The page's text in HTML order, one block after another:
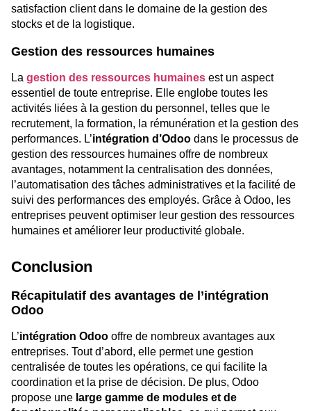
satisfaction client dans le domaine de la gestion des
stocks et de la logistique.
Gestion des ressources humaines
La gestion des ressources humaines est un aspect
essentiel de toute entreprise. Elle englobe toutes les
activités liées à la gestion du personnel, telles que le
recrutement, la formation, la rémunération et la gestion des
performances. L’intégration d’Odoo dans le processus de
gestion des ressources humaines offre de nombreux
avantages, notamment la centralisation des données,
l’automatisation des tâches administratives et la facilité de
suivi des performances des employés. Grâce à Odoo, les
entreprises peuvent optimiser leur gestion des ressources
humaines et améliorer leur productivité globale.
Conclusion
Récapitulatif des avantages de l’intégration
Odoo
L’intégration Odoo offre de nombreux avantages aux
entreprises. Tout d’abord, elle permet une gestion
centralisée de toutes les opérations, ce qui facilite la
coordination et la prise de décision. De plus, Odoo
propose une large gamme de modules et de